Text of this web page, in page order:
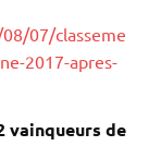
07/classeme
2017-apres-
vainqueurs de